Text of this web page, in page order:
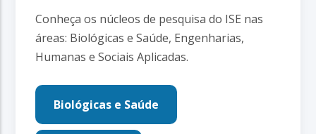
Conheça os núcleos de pesquisa do ISE nas
áreas: Biológicas e Saúde, Engenharias,
Humanas e Sociais Aplicadas.
Biológicas e Saúde